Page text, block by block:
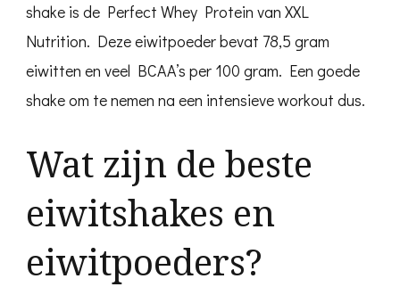
shake is de Perfect Whey Protein van XXL
Nutrition. Deze eiwitpoeder bevat 78,5 gram
eiwitten en veel BCAA’s per 100 gram. Een goede
shake om te nemen na een intensieve workout dus.
Wat zijn de beste
eiwitshakes en
eiwitpoeders?